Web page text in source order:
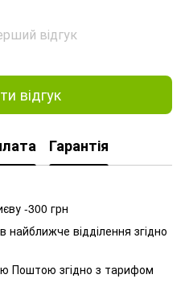
відгук
відгук
Гарантія
-300 грн
відділення згідно
Поштою згідно з тарифом